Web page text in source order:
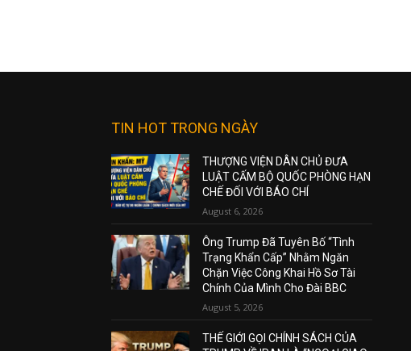
TIN HOT TRONG NGÀY
THƯỢNG VIỆN DÂN CHỦ ĐƯA
LUẬT CẤM BỘ QUỐC PHÒNG HẠN
CHẾ ĐỐI VỚI BÁO CHÍ
August 6, 2026
Ông Trump Đã Tuyên Bố “Tình
Trạng Khẩn Cấp” Nhằm Ngăn
Chặn Việc Công Khai Hồ Sơ Tài
Chính Của Mình Cho Đài BBC
August 5, 2026
THẾ GIỚI GỌI CHÍNH SÁCH CỦA